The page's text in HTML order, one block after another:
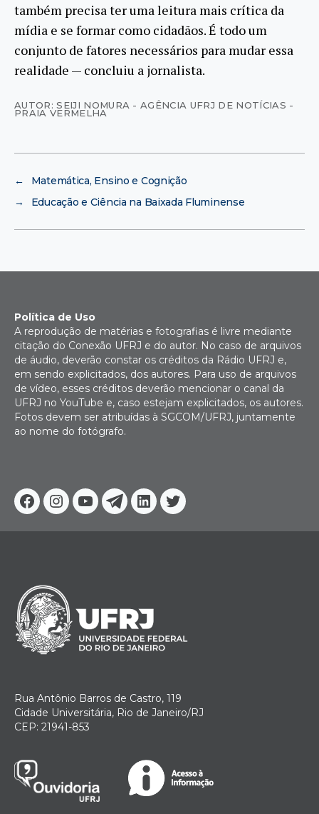
também precisa ter uma leitura mais crítica da
mídia e se formar como cidadãos. É todo um
conjunto de fatores necessários para mudar essa
realidade — concluiu a jornalista.
AUTOR: SEIJI NOMURA - AGÊNCIA UFRJ DE NOTÍCIAS -
PRAIA VERMELHA
←
Matemática, Ensino e Cognição
→
Educação e Ciência na Baixada Fluminense
Facebook
Instagram
YoutubeTelegram
Linkedin
Twitter
Política de Uso
A reprodução de matérias e fotografias é livre mediante
citação do Conexão UFRJ e do autor. No caso de arquivos
de áudio, deverão constar os créditos da Rádio UFRJ e,
em sendo explicitados, dos autores. Para uso de arquivos
de vídeo, esses créditos deverão mencionar o canal da
UFRJ no YouTube e, caso estejam explicitados, os autores.
Fotos devem ser atribuídas à SGCOM/UFRJ, juntamente
ao nome do fotógrafo.
Rua Antônio Barros de Castro, 119
Cidade Universitária, Rio de Janeiro/RJ
CEP: 21941-853